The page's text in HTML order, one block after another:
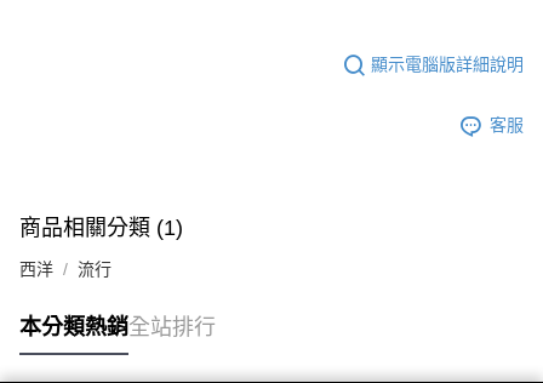
顯示電腦版詳細說明
客服
商品相關分類 (1)
西洋 流行
本分類熱銷全站排行